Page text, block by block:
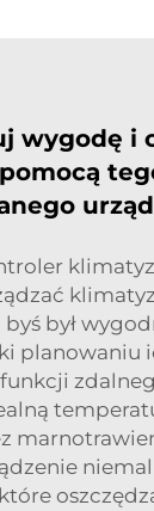
wygodę i
był
planowaniu
niemal